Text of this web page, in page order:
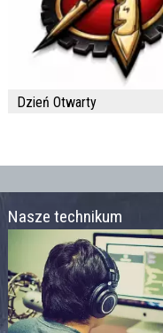
Dzień Otwarty
Nasze technikum